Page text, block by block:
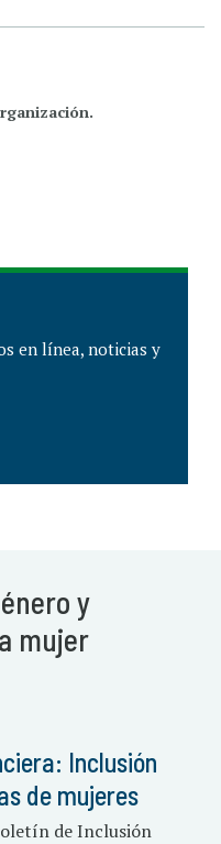
en línea, noticias y
y
mujer
Inclusión
de mujeres
de Inclusión